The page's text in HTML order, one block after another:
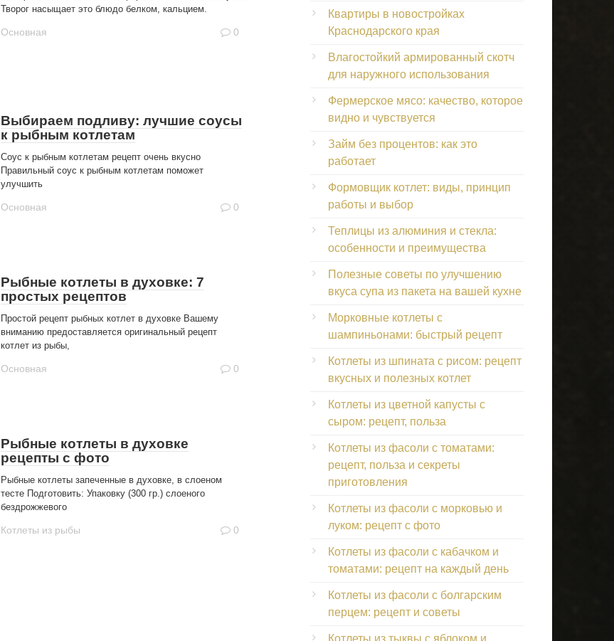
Творог насыщает это блюдо белком, кальцием.
Основная 0
Выбираем подливу: лучшие соусы
к рыбным котлетам
Соус к рыбным котлетам рецепт очень вкусно
Правильный соус к рыбным котлетам поможет
улучшить
Основная 0
Рыбные котлеты в духовке: 7
простых рецептов
Простой рецепт рыбных котлет в духовке Вашему
вниманию предоставляется оригинальный рецепт
котлет из рыбы,
Основная 0
Рыбные котлеты в духовке
рецепты с фото
Рыбные котлеты запеченные в духовке, в слоеном
тесте Подготовить: Упаковку (300 гр.) слоеного
бездрожжевого
Котлеты из рыбы 0
Квартиры в новостройках
Краснодарского края
Влагостойкий армированный скотч
для наружного использования
Фермерское мясо: качество, которое
видно и чувствуется
Займ без процентов: как это
работает
Формовщик котлет: виды, принцип
работы и выбор
Теплицы из алюминия и стекла:
особенности и преимущества
Полезные советы по улучшению
вкуса супа из пакета на вашей кухне
Морковные котлеты с
шампиньонами: быстрый рецепт
Котлеты из шпината с рисом: рецепт
вкусных и полезных котлет
Котлеты из цветной капусты с
сыром: рецепт, польза
Котлеты из фасоли с томатами:
рецепт, польза и секреты
приготовления
Котлеты из фасоли с морковью и
луком: рецепт с фото
Котлеты из фасоли с кабачком и
томатами: рецепт на каждый день
Котлеты из фасоли с болгарским
перцем: рецепт и советы
Котлеты из тыквы с яблоком и